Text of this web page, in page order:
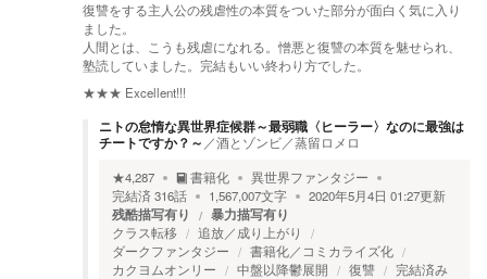
復讐をする主人公の残虐性の本質をついた部分が面白く気に入り
ました。
人間とは、こうも残虐になれる。憎悪と復讐の本質を魅せられ、
塾読していました。完結もいい終わり方でした。
★★★ Excellent!!!
ニトの怠惰な異世界症候群～最弱職〈ヒーラー〉なのに最強は
チートですか？～ ／酒とゾンビ／蒸留ロメロ
★4,287 書籍化
異世界ファンタジー
完結済316話 1,567,007文字 2020年5月4日 01:27更新
残酷描写有り 暴力描写有り
クラス転移
追放／成り上がり
ダークファンタジー
書籍化／コミカライズ化
カクヨムオンリー
中盤以降鬱展開 復讐 完結済み